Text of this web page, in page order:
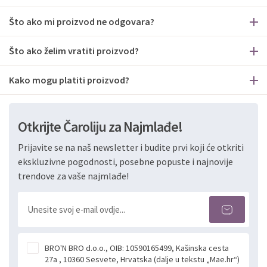
Što ako mi proizvod ne odgovara?
Što ako želim vratiti proizvod?
Kako mogu platiti proizvod?
Otkrijte Čaroliju za Najmlađe!
Prijavite se na naš newsletter i budite prvi koji će otkriti
ekskluzivne pogodnosti, posebne popuste i najnovije
trendove za vaše najmlađe!
BRO'N BRO d.o.o., OIB: 10590165499, Kašinska cesta
27a , 10360 Sesvete, Hrvatska (dalje u tekstu „Mae.hr“)